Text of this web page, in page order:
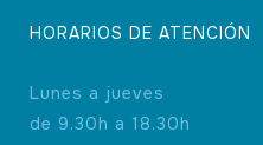
HORARIOS DE ATENCIÓN
Lunes a jueves
de 9.30h a 18.30h